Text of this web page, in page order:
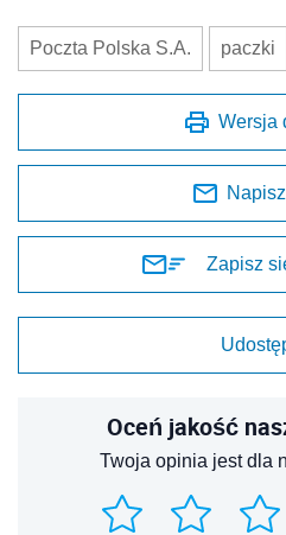
Poczta Polska S.A. paczki
Wersja
Zapisz
Oceń jakość
Twoja opinia jest dla